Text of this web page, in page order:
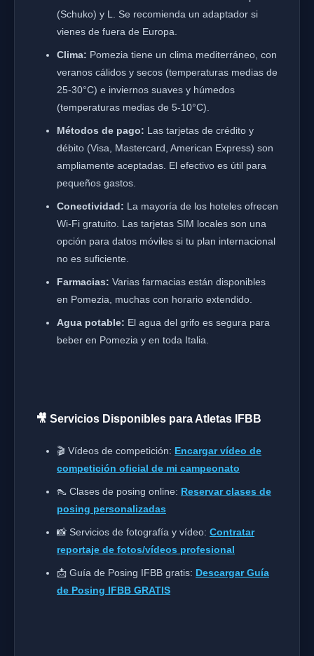
(Schuko) y L. Se recomienda un adaptador si
vienes de fuera de Europa.
Clima: Pomezia tiene un clima mediterráneo, con
veranos cálidos y secos (temperaturas medias de
25-30°C) e inviernos suaves y húmedos
(temperaturas medias de 5-10°C).
Métodos de pago: Las tarjetas de crédito y
débito (Visa, Mastercard, American Express) son
ampliamente aceptadas. El efectivo es útil para
pequeños gastos.
Conectividad: La mayoría de los hoteles ofrecen
Wi-Fi gratuito. Las tarjetas SIM locales son una
opción para datos móviles si tu plan internacional
no es suficiente.
Farmacias: Varias farmacias están disponibles
en Pomezia, muchas con horario extendido.
Agua potable: El agua del grifo es segura para
beber en Pomezia y en toda Italia.
🎥 Servicios Disponibles para Atletas IFBB
🎬 Vídeos de competición: Encargar vídeo de
competición oficial de mi campeonato
👠 Clases de posing online: Reservar clases de
posing personalizadas
📸 Servicios de fotografía y vídeo: Contratar
reportaje de fotos/vídeos profesional
📩 Guía de Posing IFBB gratis: Descargar Guía
de Posing IFBB GRATIS